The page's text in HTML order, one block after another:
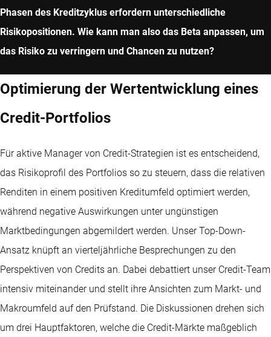
Phasen des Kreditzyklus erfordern unterschiedliche
Risikopositionen. Wie kann man also das Beta anpassen, um
das Risiko zu verringern und Chancen zu nutzen?
Optimierung der Wertentwicklung eines
Credit-Portfolios
Für aktive Manager von Credit-Strategien ist es entscheidend,
das Risikoprofil des Portfolios so zu steuern, dass die relativen
Renditen in einem positiven Kreditumfeld optimiert werden,
während negative Auswirkungen unter ungünstigen
Marktbedingungen abgemildert werden. Unser Top-Down-
Ansatz knüpft an vierteljährliche Besprechungen zu den
Perspektiven von Credits an. Dabei debattiert unser Credit-Team
intensiv miteinander und stellt ihre Ansichten zum Markt- und
Makroumfeld auf den Prüfstand. Die Diskussionen drehen sich
um drei Hauptfaktoren, welche die Credit-Märkte maßgeblich